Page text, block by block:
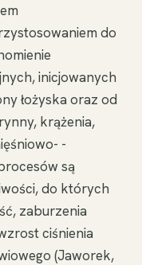
do
inicjowanych
łożyska oraz od
krążenia,
-
są
do których
zaburzenia
ciśnienia
(Jaworek,